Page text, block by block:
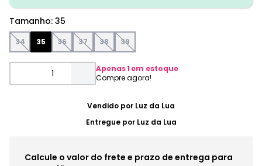
Tamanho: 35
34 35 36 37 38 39
Apenas1 em estoque
Vendido por Luz da Lua
Entregue por Luz da Lua